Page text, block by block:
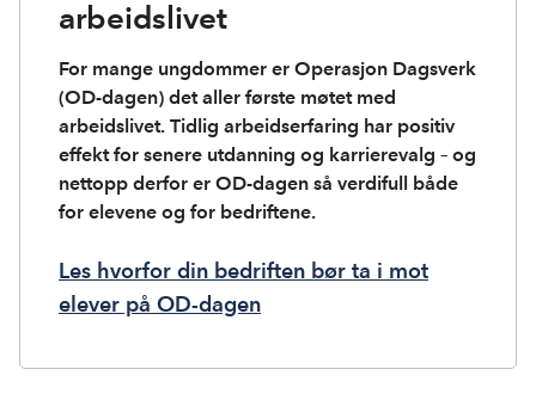
arbeidslivet
For mange ungdommer er Operasjon Dagsverk
(OD-dagen) det aller første møtet med
arbeidslivet. Tidlig arbeidserfaring har positiv
effekt for senere utdanning og karrierevalg – og
nettopp derfor er OD-dagen så verdifull både
for elevene og for bedriftene.
Les hvorfor din bedriften bør ta i mot
elever på OD-dagen